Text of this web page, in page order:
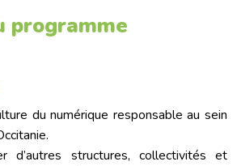
programme
du numérique responsable au sein
d’autres structures, collectivités et